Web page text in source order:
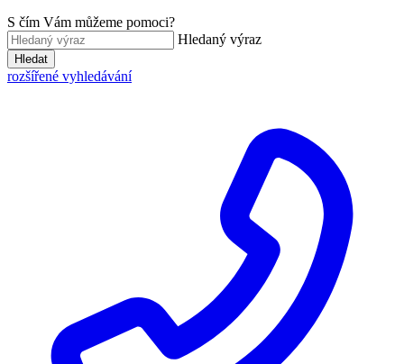
S čím Vám můžeme pomoci?
Hledaný výraz
Hledat
rozšířené vyhledávání